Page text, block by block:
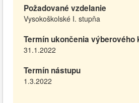
Požadované vzdelanie
Vysokoškolské I. stupňa
Termín ukončenia výberového
31.1.2022
Termín nástupu
1.3.2022